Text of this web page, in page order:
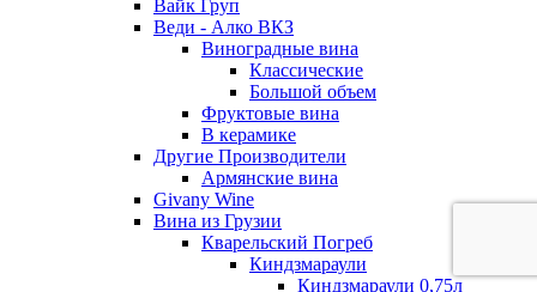
Вайк Груп
Веди - Алко ВКЗ
Виноградные вина
Классические
Большой объем
Фруктовые вина
В керамике
Другие Производители
Армянские вина
Givany Wine
Вина из Грузии
Кварельский Погреб
Киндзмараули
Киндзмараули 0,75л